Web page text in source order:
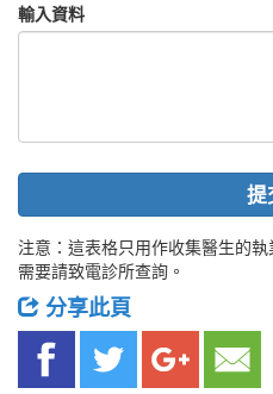
輸入資料
提
注意：這表格只用作收集醫生的
需要請致電診所查詢。
分享此頁